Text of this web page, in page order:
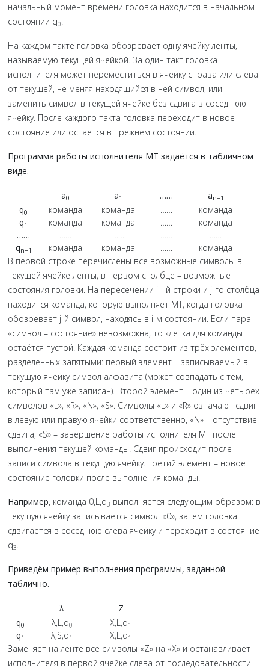
начальный момент времени головка находится в начальном
состоянии q0.
На каждом такте головка обозревает одну ячейку ленты,
называемую текущей ячейкой. За один такт головка
исполнителя может переместиться в ячейку справа или слева
от текущей, не меняя находящийся в ней символ, или
заменить символ в текущей ячейке без сдвига в соседнюю
ячейку. После каждого такта головка переходит в новое
состояние или остаётся в прежнем состоянии.
Программа работы исполнителя МТ задаётся в табличном
виде.
a0 a1 …… an−1
q0 команда команда ……
команда
q1 команда команда ……
команда
……
…… …… ……
……
qn−1 команда команда ……
команда
В первой строке перечислены все возможные символы в
текущей ячейке ленты, в первом столбце – возможные
состояния головки. На пересечении i - й строки и j-го столбца
находится команда, которую выполняет МТ, когда головка
обозревает j-й символ, находясь в i-м состоянии. Если пара
«символ – состояние» невозможна, то клетка для команды
остаётся пустой. Каждая команда состоит из трёх элементов,
разделённых запятыми: первый элемент – записываемый в
текущую ячейку символ алфавита (может совпадать с тем,
который там уже записан). Второй элемент – один из четырёх
символов «L», «R», «N», «S». Символы «L» и «R» означают сдвиг
в левую или правую ячейки соответственно, «N» – отсутствие
сдвига, «S» – завершение работы исполнителя МТ после
выполнения текущей команды. Сдвиг происходит после
записи символа в текущую ячейку. Третий элемент – новое
состояние головки после выполнения команды.
Например, команда 0,L,q3 выполняется следующим образом: в
текущую ячейку записывается символ «0», затем головка
сдвигается в соседнюю слева ячейку и переходит в состояние
q3.
Приведём пример выполнения программы, заданной
таблично.
λ
Z
q0 λ,L,q0 X,L,q1​
q1​ λ,S,q1​ X,L,q1​
Заменяет на ленте все символы «Z» на «X» и останавливает
исполнителя в первой ячейке слева от последовательности